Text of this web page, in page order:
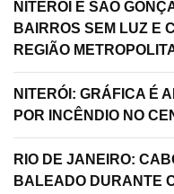
NITERÓI E SÃO
BAIRROS SEM LUZ E
REGIÃO
NITERÓI: GRÁFICA É
POR INCÊNDIO NO
RIO DE JANEIRO:
BALEADO DURANTE